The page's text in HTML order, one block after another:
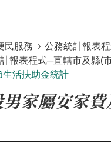
民服務 公務統計報表
報表程式─直轄市及縣(
生活扶助金統計
家屬安家